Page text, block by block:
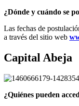
¿Dónde y cuándo se
Las fechas de
a través del sitio web
Capital Abeja
¿Quiénes pueden